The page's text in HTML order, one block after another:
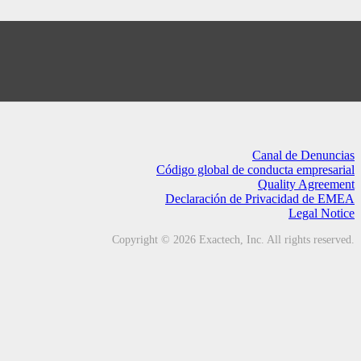
Canal de Denuncias
Código global de conducta empresarial
Quality Agreement
Declaración de Privacidad de EMEA
Legal Notice
Copyright © 2026 Exactech, Inc. All rights reserved.